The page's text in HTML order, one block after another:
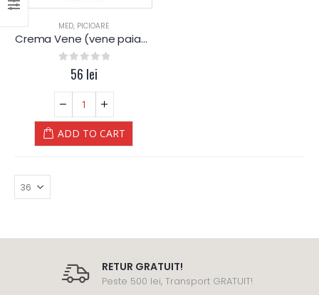
MED, PICIOARE
Crema Vene (vene paianjen) – Dr.Kelen
out of 5
56 lei
ADD TO CART
RETUR GRATUIT!
Peste 500 lei, Transport GRATUIT!